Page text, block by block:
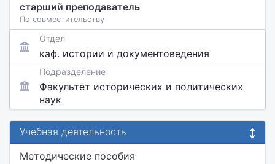
старший преподаватель
По совместительству
Отдел
каф. истории и документоведения
Подразделение
Факультет исторических и политических
наук
Учебная деятельность
Методические пособия